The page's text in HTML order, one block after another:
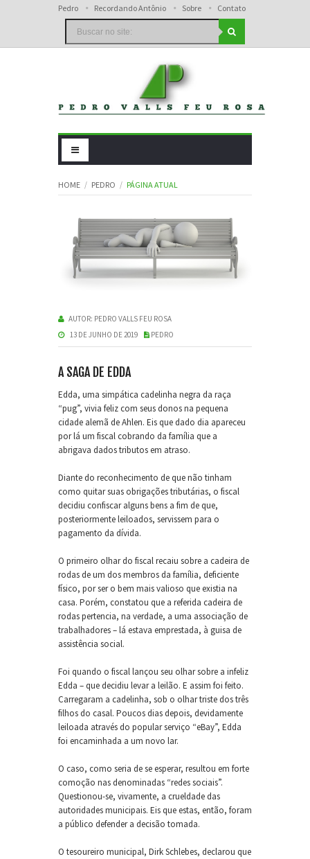
Pedro Recordando Antônio Sobre Contato
HOME PEDRO PÁGINA ATUAL
AUTOR: PEDRO VALLS FEU ROSA
13 DE JUNHO DE 2019
PEDRO
A SAGA DE EDDA
Edda, uma simpática cadelinha negra da raça
“pug”, vivia feliz com seus donos na pequena
cidade alemã de Ahlen. Eis que dado dia apareceu
por lá um fiscal cobrando da família que a
abrigava dados tributos em atraso.
Diante do reconhecimento de que não tinham
como quitar suas obrigações tributárias, o fiscal
decidiu confiscar alguns bens a fim de que,
posteriormente leiloados, servissem para o
pagamento da dívida.
O primeiro olhar do fiscal recaiu sobre a cadeira de
rodas de um dos membros da família, deficiente
físico, por ser o bem mais valioso que existia na
casa. Porém, constatou que a referida cadeira de
rodas pertencia, na verdade, a uma associação de
trabalhadores – lá estava emprestada, à guisa de
assistência social.
Foi quando o fiscal lançou seu olhar sobre a infeliz
Edda – que decidiu levar a leilão. E assim foi feito.
Carregaram a cadelinha, sob o olhar triste dos três
filhos do casal. Poucos dias depois, devidamente
leiloada através do popular serviço “eBay”, Edda
foi encaminhada a um novo lar.
O caso, como seria de se esperar, resultou em forte
comoção nas denominadas “redes sociais”.
Questionou-se, vivamente, a crueldade das
autoridades municipais. Eis que estas, então, foram
a público defender a decisão tomada.
O tesoureiro municipal, Dirk Schlebes, declarou que